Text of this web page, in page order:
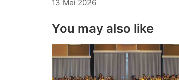
13 Mei 2026
You may also like